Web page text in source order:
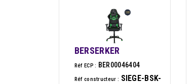
BERSERKER
Réf ECP : BER00046404
Réf constructeur : SIEGE-BSK-